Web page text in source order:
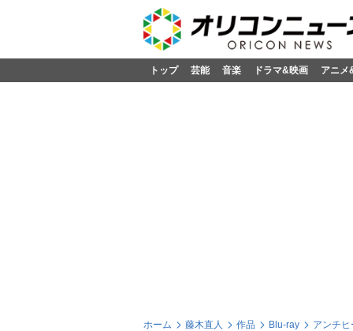
トップ 芸能 音楽 ドラマ&映画 アニメ
ホーム 藤木直人 作品 Blu-ray アンチ